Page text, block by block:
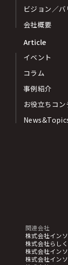
ビジョン／バ
会社概要
Article
イベント
コラム
事例紹介
お役立ちコン
関連会社
株式会社イン
株式会社らしく
株式会社イン
株式会社イン